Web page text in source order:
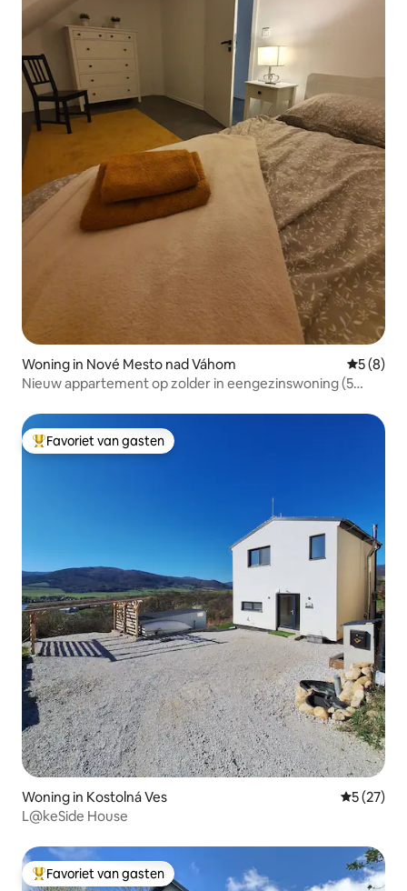
Woning in Nové Mesto nad Váhom
5 (8)
Nieuw appartement op zolder in eengezinswoning (5
Topfavoriet van gasten
Favoriet van gasten
Woning in Kostolná Ves
5 (27)
L@keSide House
Topfavoriet van gasten
Favoriet van gasten